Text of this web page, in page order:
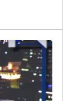
恐」，其
只是最後被